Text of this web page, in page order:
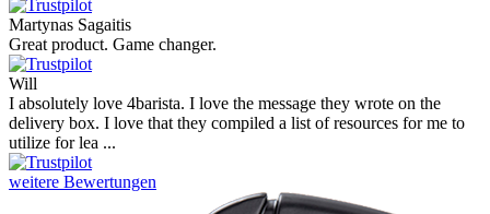
Martynas Sagaitis
Great product. Game changer.
Will
I absolutely love 4barista. I love the message they wrote on the
delivery box. I love that they compiled a list of resources for me to
utilize for lea ...
weitere Bewertungen